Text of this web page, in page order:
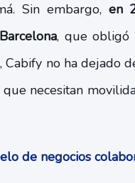
Sin embargo, en
, que obligó
no ha dejado
necesitan
de negocios